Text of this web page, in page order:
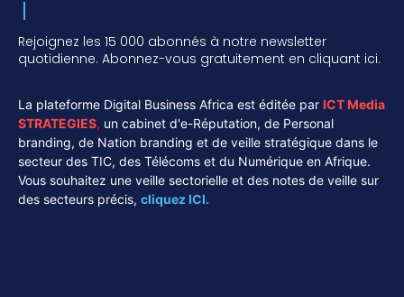
Rejoignez les 15 000 abonnés à notre newsletter
quotidienne. Abonnez-vous gratuitement en cliquant ici.
La plateforme Digital Business Africa est éditée par ICT Media
STRATEGIES, un cabinet d'e-Réputation, de Personal
branding, de Nation branding et de veille stratégique dans le
secteur des TIC, des Télécoms et du Numérique en Afrique.
Vous souhaitez une veille sectorielle et des notes de veille sur
des secteurs précis, cliquez ICI.